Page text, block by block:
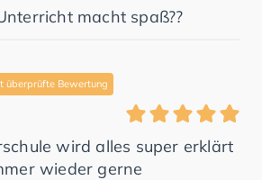
macht spaß??
überprüfte Bewertung
wird alles super erklärt
wieder gerne